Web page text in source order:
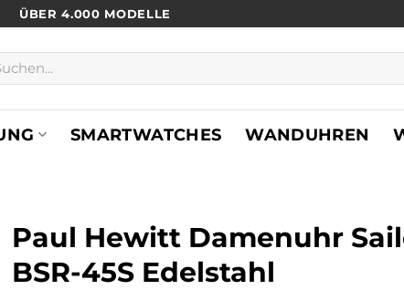
ÜBER 4.000 MODELLE
SMARTWATCHES WANDUHREN
Paul Hewitt Damenuhr
BSR-45S Edelstahl